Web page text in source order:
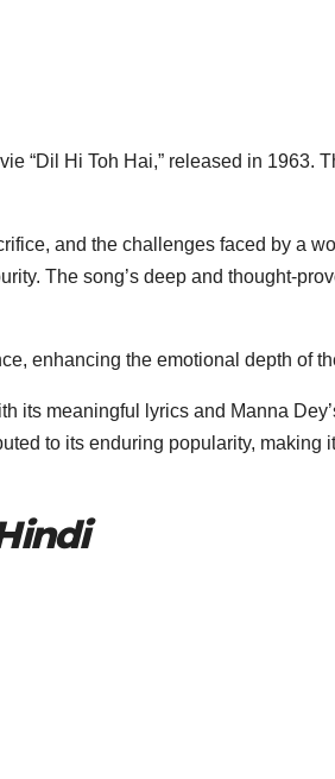
“Dil Hi Toh Hai,” released in 1963.
and the challenges faced by a
The song’s deep and thought-
enhancing the emotional depth of
its meaningful lyrics and Manna
to its enduring popularity, making